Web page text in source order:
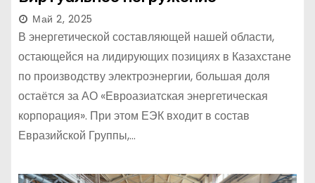
Май 2, 2025
В энергетической составляющей нашей области,
остающейся на лидирующих позициях в Казахстане
по производству электроэнергии, большая доля
остаётся за АО «Евроазиатская энергетическая
корпорация». При этом ЕЭК входит в состав
Евразийской Группы,…